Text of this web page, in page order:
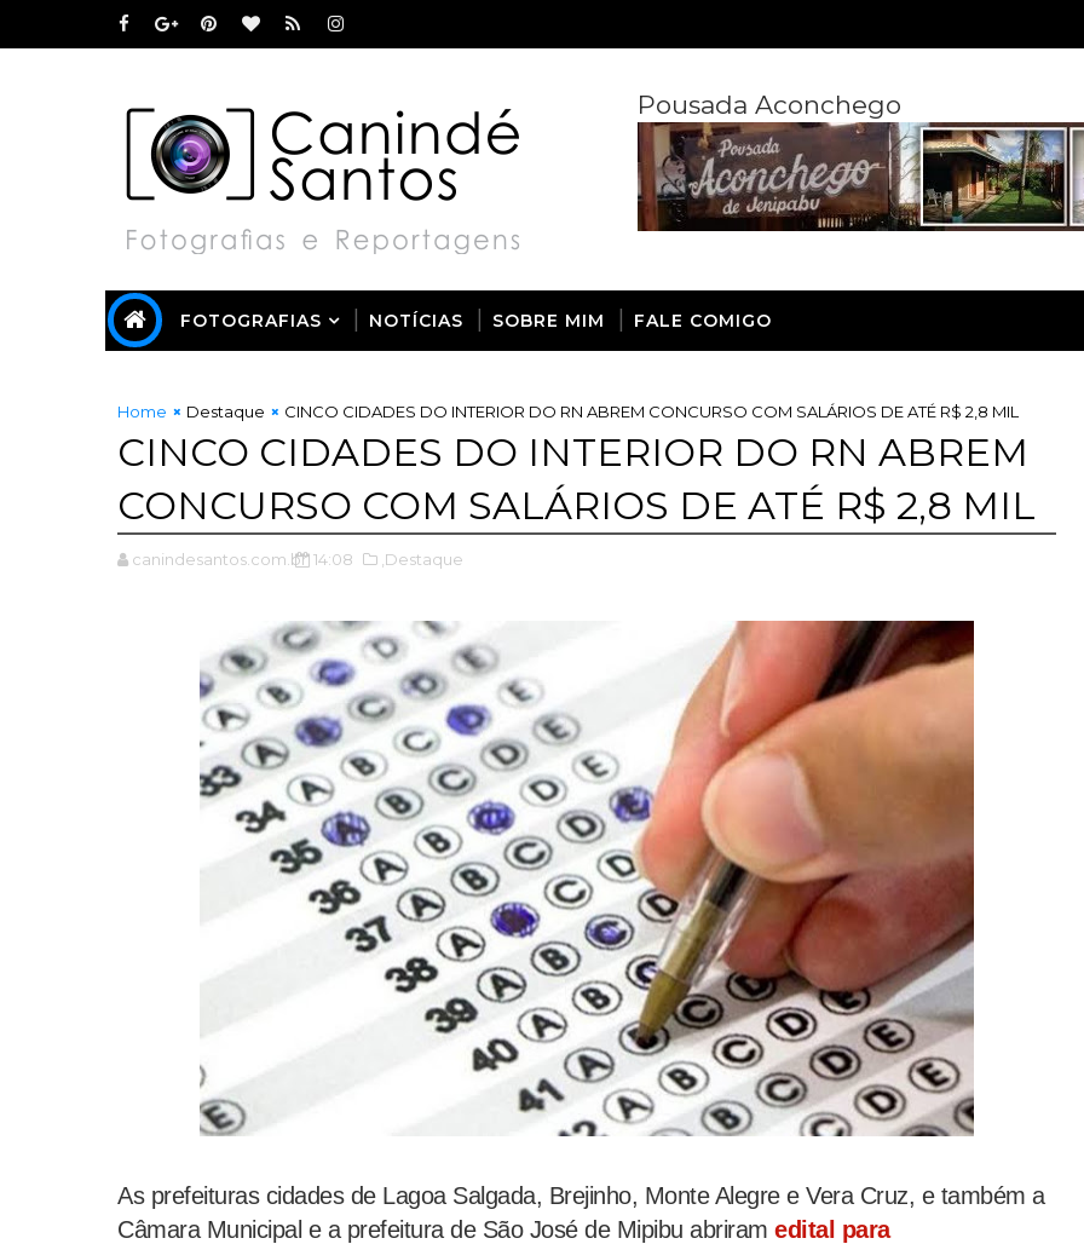
Pousada Aconchego
FOTOGRAFIAS NOTÍCIAS SOBRE MIM FALE COMIGO
Home Destaque CINCO CIDADES DO INTERIOR DO RN ABREM CONCURSO COM SALÁRIOS DE ATÉ R$ 2,8 MIL
CINCO CIDADES DO INTERIOR DO RN ABREM
CONCURSO COM SALÁRIOS DE ATÉ R$ 2,8 MIL
canindesantos.com.br 14:08 ,Destaque
As prefeituras cidades de Lagoa Salgada, Brejinho, Monte Alegre e Vera Cruz, e também a
Câmara Municipal e a prefeitura de São José de Mipibu abriram edital para